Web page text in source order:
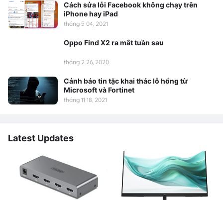
Cách sửa lỗi Facebook không chạy trên
iPhone hay iPad
tháng 5 04, 2021
Oppo Find X2 ra mắt tuần sau
tháng 2 26, 2020
Cảnh báo tin tặc khai thác lỗ hổng từ
Microsoft và Fortinet
tháng 11 18, 2021
Latest Updates